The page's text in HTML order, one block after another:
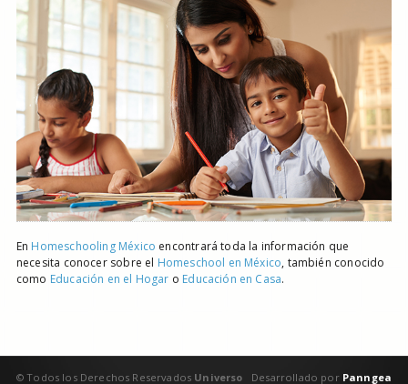
En Homeschooling México encontrará toda la información que
necesita conocer sobre el Homeschool en México, también conocido
como Educación en el Hogar o Educación en Casa.
Desarrollado porPanngea
© Todos los Derechos Reservados Universo